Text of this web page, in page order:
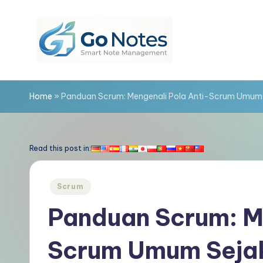
G
o
o
In
Home » Panduan Scrum: Mengenali Pola Anti-Scrum Umum
Read this post in:
Posted
Scrum
Panduan Scrum:
Scrum Umum